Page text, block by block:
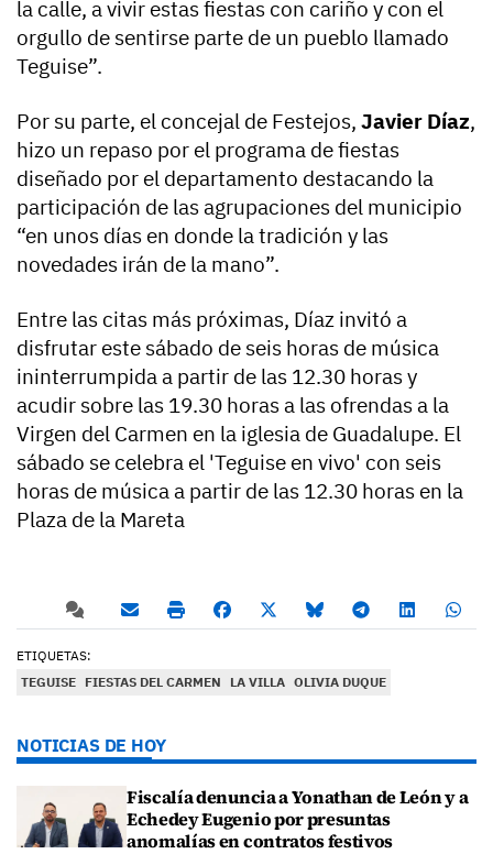
la calle, a vivir estas fiestas con cariño y con el
orgullo de sentirse parte de un pueblo llamado
Teguise”.
Por su parte, el concejal de Festejos, Javier Díaz,
hizo un repaso por el programa de fiestas
diseñado por el departamento destacando la
participación de las agrupaciones del municipio
“en unos días en donde la tradición y las
novedades irán de la mano”.
Entre las citas más próximas, Díaz invitó a
disfrutar este sábado de seis horas de música
ininterrumpida a partir de las 12.30 horas y
acudir sobre las 19.30 horas a las ofrendas a la
Virgen del Carmen en la iglesia de Guadalupe. El
sábado se celebra el 'Teguise en vivo' con seis
horas de música a partir de las 12.30 horas en la
Plaza de la Mareta
ETIQUETAS:
TEGUISE FIESTAS DEL CARMEN LA VILLA OLIVIA DUQUE
NOTICIAS DE HOY
Fiscalía denuncia a Yonathan de León y a
Echedey Eugenio por presuntas
anomalías en contratos festivos